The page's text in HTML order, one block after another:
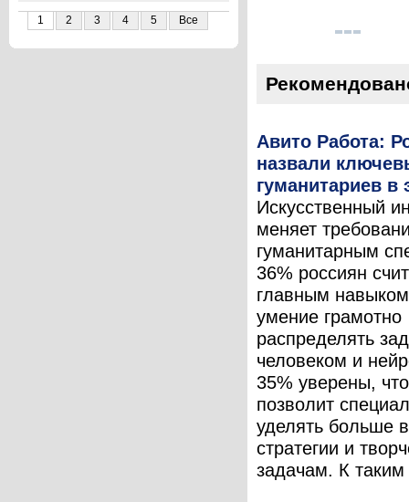
1 2 3 4 5 Все
Авито Работа:
назвали
гуманитариев в
Искусственный
меняет
гуманитарным
36% россиян
главным
умение грамотно
распределять
человеком и
35% уверены,
позволит
уделять больше
стратегии и
задачам. К